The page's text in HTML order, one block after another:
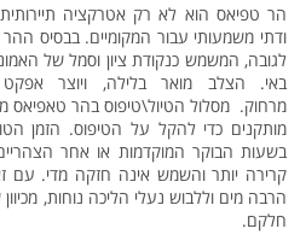
הר טפיאס הוא לא רק אטרקציה
ודתי משמעותי עבור המקומיים. בבסיס
לגובה, המשמש כנקודת ציון וסמל של
באי. הצלב מואר בלילה, ויוצר אפקט
מרחוק. מסלול הטיול\טיפוס בהר טאפיאס
מותקנים כדי להקל על הטיפוס. הזמן
בשעות הבוקר המוקדמות או אחר
קרירה יותר והשמש אינה חזקה מדי. עם
הרבה מים וללבוש נעלי הליכה נוחות,
חלקם.